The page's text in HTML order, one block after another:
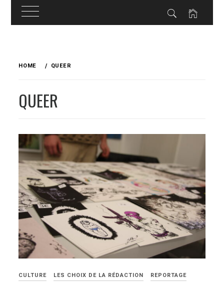
HOME QUEER
QUEER
CULTURE LES CHOIX DE LA RÉDACTION REPORTAGE